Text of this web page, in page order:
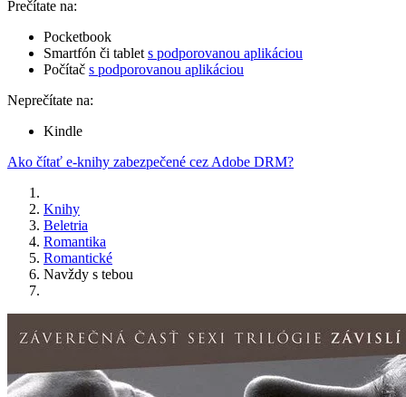
Prečítate na:
Pocketbook
Smartfón či tablet s podporovanou aplikáciou
Počítač s podporovanou aplikáciou
Neprečítate na:
Kindle
Ako čítať e-knihy zabezpečené cez Adobe DRM?
Knihy
Beletria
Romantika
Romantické
Navždy s tebou